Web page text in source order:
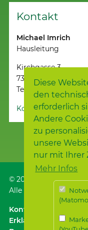
Diese
den
erforderlich
Andere
zu
unsere
nur mit Ihrer
Mehr Infos
Kontakt
Michael Imrich
Hausleitung
Kirchgasse 3
73333 Gingen
Telefon 07162 / 94742-
Kontakt aufnehmen
© 2026
Alle Rechte
Kontakt
Erklärung zur